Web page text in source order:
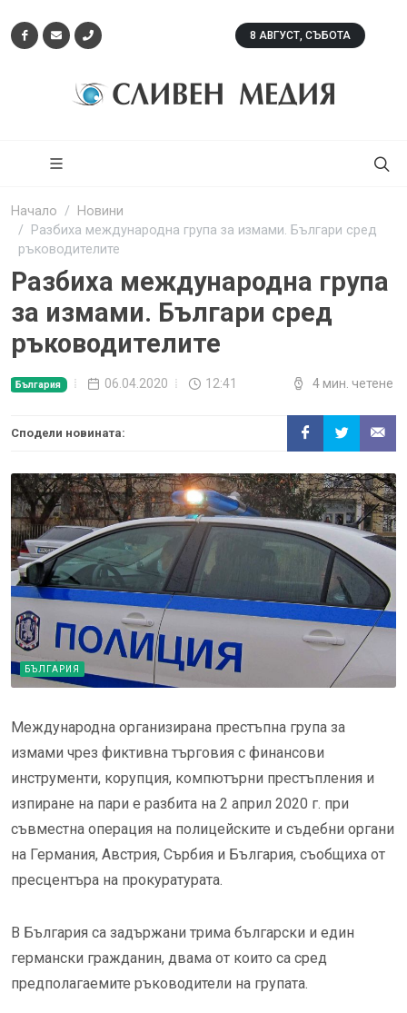
8 АВГУСТ, СЪБОТА
Начало
Новини
Разбиха международна група за измами. Българи сред
ръководителите
Разбиха международна група
за измами. Българи сред
ръководителите
България 06.04.2020 12:41 4 мин. четене
Сподели новината:
БЪЛГАРИЯ
Международна организирана престъпна група за
измами чрез фиктивна търговия с финансови
инструменти, корупция, компютърни престъпления и
изпиране на пари е разбита на 2 април 2020 г. при
съвместна операция на полицейските и съдебни органи
на Германия, Австрия, Сърбия и България, съобщиха от
пресцентъра на прокуратурата.
В България са задържани трима български и един
германски гражданин, двама от които са сред
предполагаемите ръководители на групата.